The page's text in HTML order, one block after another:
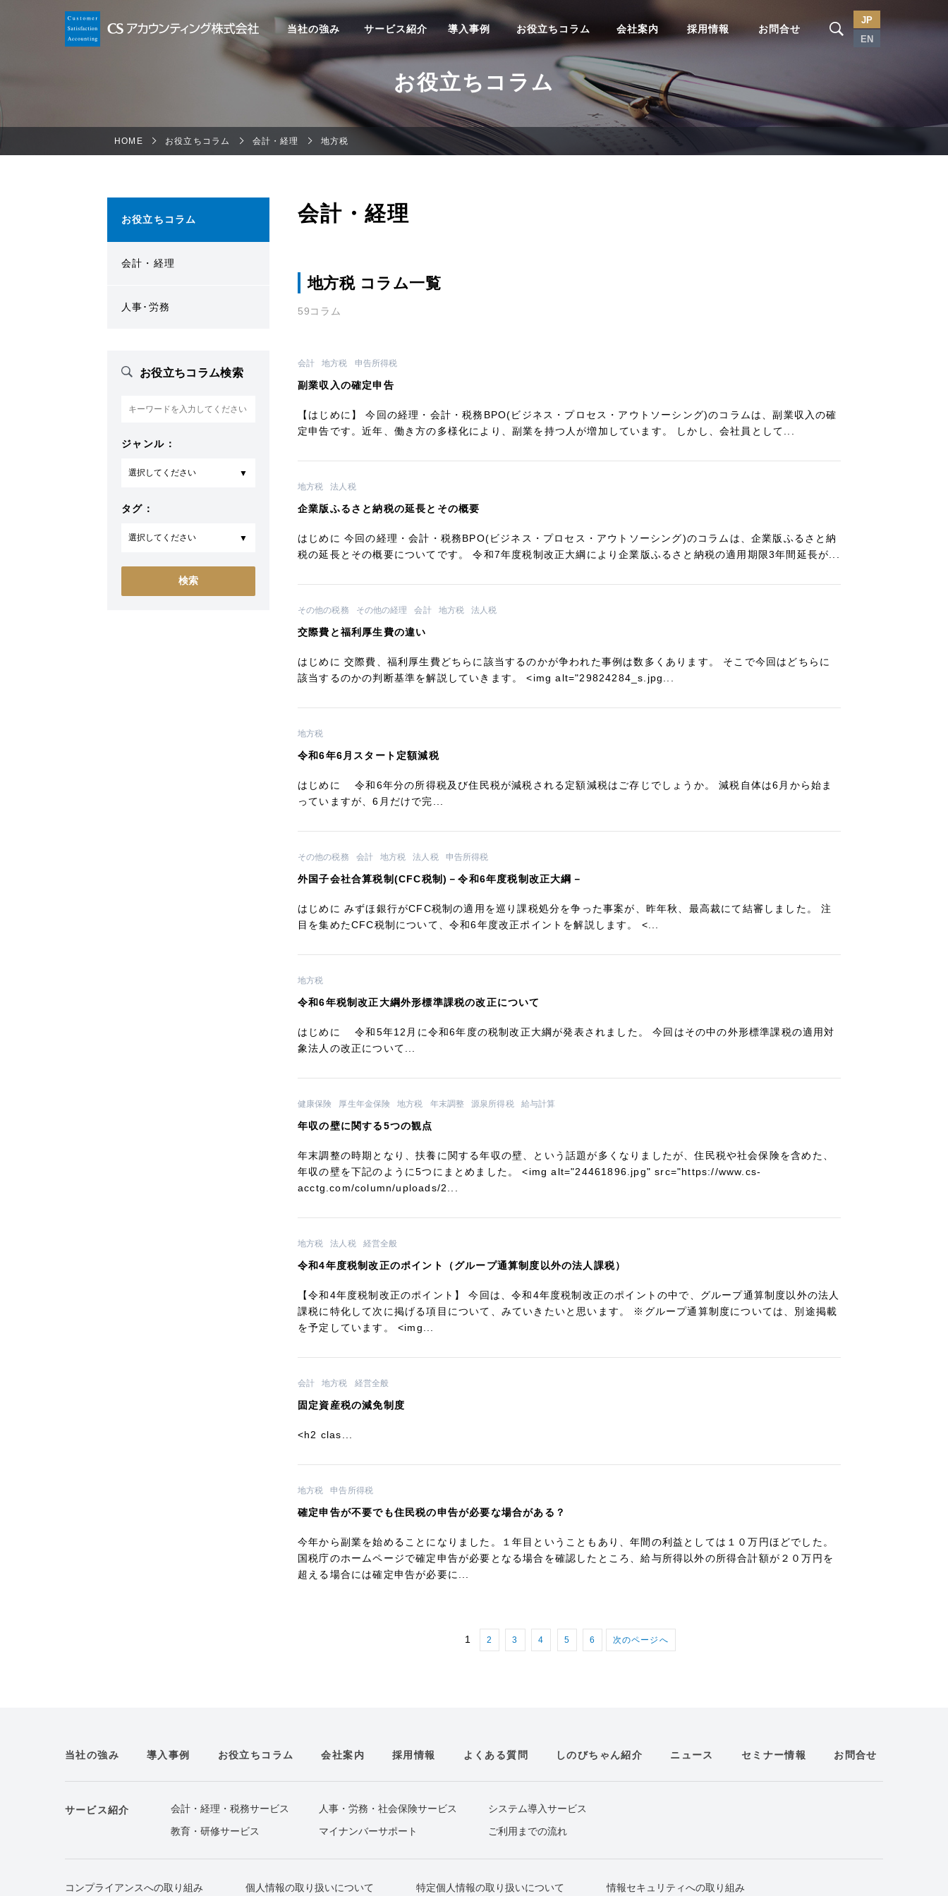
当社の強み サービス紹介 導入事例 お役立ちコラム 会社案内 採用情報 お問合せ
JP
EN
お役立ちコラム
HOME お役立ちコラム 会計・経理 地方税
お役立ちコラム
会計・経理
人事･労務
お役立ちコラム検索
ジャンル：
タグ：
会計・経理
地方税 コラム一覧
59コラム
会計 地方税 申告所得税
副業収入の確定申告
【はじめに】 今回の経理・会計・税務BPO(ビジネス・プロセス・アウトソーシング)のコラムは、副業収入の確
定申告です。近年、働き方の多様化により、副業を持つ人が増加しています。 しかし、会社員として...
地方税 法人税
企業版ふるさと納税の延長とその概要
はじめに 今回の経理・会計・税務BPO(ビジネス・プロセス・アウトソーシング)のコラムは、企業版ふるさと納
税の延長とその概要についてです。 令和7年度税制改正大綱により企業版ふるさと納税の適用期限3年間延長が...
その他の税務 その他の経理 会計 地方税 法人税
交際費と福利厚生費の違い
はじめに 交際費、福利厚生費どちらに該当するのかが争われた事例は数多くあります。 そこで今回はどちらに
該当するのかの判断基準を解説していきます。 <img alt="29824284_s.jpg...
地方税
令和6年6月スタート定額減税
はじめに 令和6年分の所得税及び住民税が減税される定額減税はご存じでしょうか。 減税自体は6月から始ま
っていますが、6月だけで完...
その他の税務 会計 地方税 法人税 申告所得税
外国子会社合算税制(CFC税制)－令和6年度税制改正大綱－
はじめに みずほ銀行がCFC税制の適用を巡り課税処分を争った事案が、昨年秋、最高裁にて結審しました。 注
目を集めたCFC税制について、令和6年度改正ポイントを解説します。 <...
地方税
令和6年税制改正大綱外形標準課税の改正について
はじめに 令和5年12月に令和6年度の税制改正大綱が発表されました。 今回はその中の外形標準課税の適用対
象法人の改正について...
健康保険 厚生年金保険 地方税 年末調整 源泉所得税 給与計算
年収の壁に関する5つの観点
年末調整の時期となり、扶養に関する年収の壁、という話題が多くなりましたが、住民税や社会保険を含めた、
年収の壁を下記のように5つにまとめました。 <img alt="24461896.jpg" src="https://www.cs-
acctg.com/column/uploads/2...
地方税 法人税 経営全般
令和4年度税制改正のポイント（グループ通算制度以外の法人課税）
【令和4年度税制改正のポイント】 今回は、令和4年度税制改正のポイントの中で、グループ通算制度以外の法人
課税に特化して次に掲げる項目について、みていきたいと思います。 ※グループ通算制度については、別途掲載
を予定しています。 <img...
会計 地方税 経営全般
固定資産税の減免制度
<h2 clas...
地方税 申告所得税
確定申告が不要でも住民税の申告が必要な場合がある？
今年から副業を始めることになりました。１年目ということもあり、年間の利益としては１０万円ほどでした。
国税庁のホームページで確定申告が必要となる場合を確認したところ、給与所得以外の所得合計額が２０万円を
超える場合には確定申告が必要に...
1 2 3 4 5 6 次のページへ
当社の強み 導入事例 お役立ちコラム 会社案内 採用情報 よくある質問 しのびちゃん紹介 ニュース セミナー情報 お問合せ
サービス紹介 会計・経理・税務サービス 人事・労務・社会保険サービス
システム導入サービス
教育・研修サービス
マイナンバーサポート ご利用までの流れ
コンプライアンスへの取り組み 個人情報の取り扱いについて 特定個人情報の取り扱いについて 情報セキュリティへの取り組み